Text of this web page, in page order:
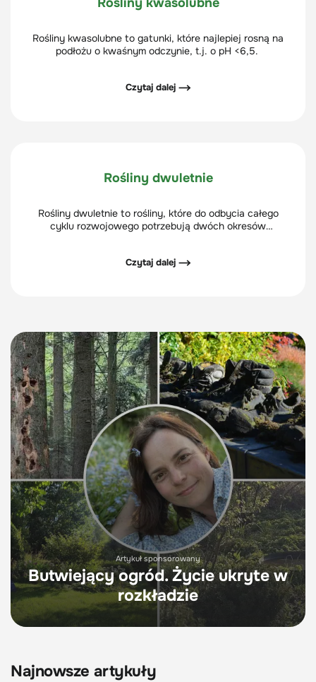
Rośliny kwasolubne to gatunki, które najlepiej rosną na
podłożu o kwaśnym odczynie, t.j. o pH <6,5.
Czytaj dalej ⟶
Rośliny dwuletnie
Rośliny dwuletnie to rośliny, które do odbycia całego
cyklu rozwojowego potrzebują dwóch okresów
Czytaj dalej ⟶
Artykuł sponsorowany
Butwiejący ogród. Życie ukryte w
rozkładzie
Najnowsze artykuły